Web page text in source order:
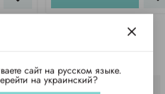
сайт на русском языке.
на украинский?